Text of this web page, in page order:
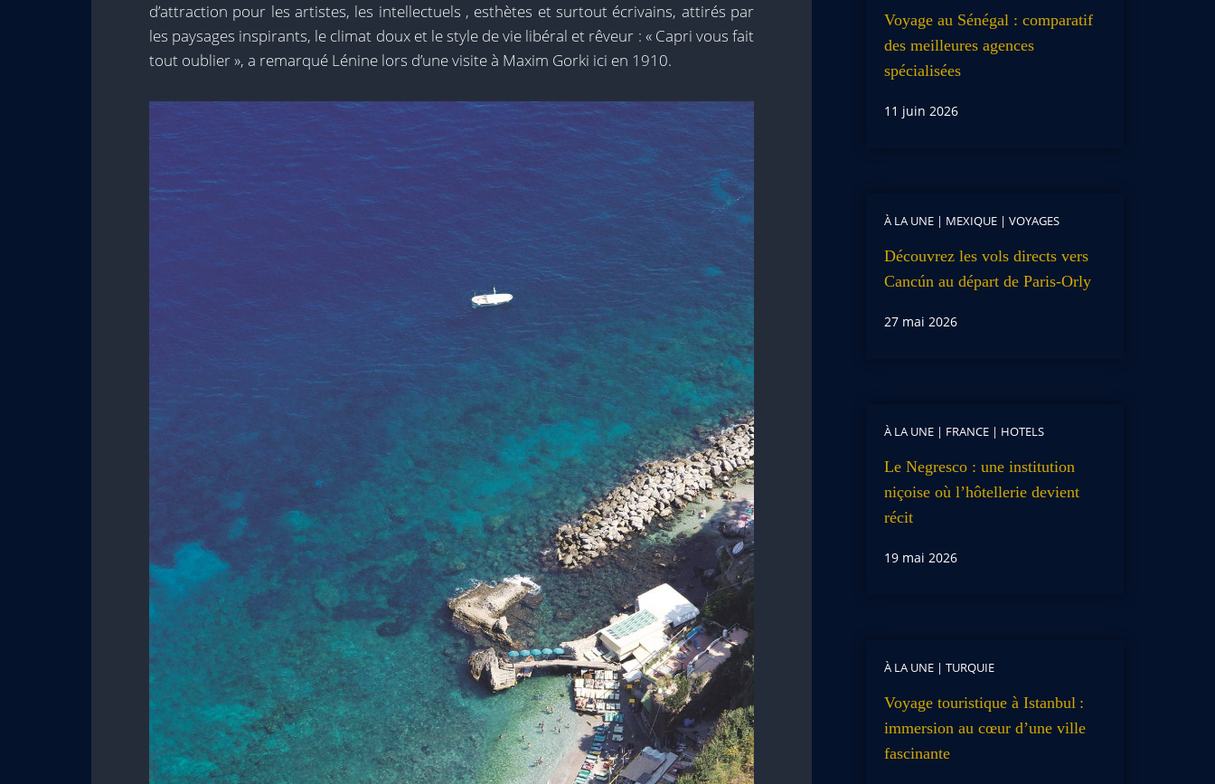
d’attraction pour les artistes, les intellectuels , esthètes et surtout écrivains, attirés par
les paysages inspirants, le climat doux et le style de vie libéral et rêveur : « Capri vous fait
tout oublier », a remarqué Lénine lors d’une visite à Maxim Gorki ici en 1910.
Voyage au Sénégal : comparatif
des meilleures agences
spécialisées
11 juin 2026
À LA UNE| MEXIQUE| VOYAGES
Découvrez les vols directs vers
Cancún au départ de Paris-Orly
27 mai 2026
À LA UNE| FRANCE| HOTELS
Le Negresco : une institution
niçoise où l’hôtellerie devient
récit
19 mai 2026
À LA UNE| TURQUIE
Voyage touristique à Istanbul :
immersion au cœur d’une ville
fascinante